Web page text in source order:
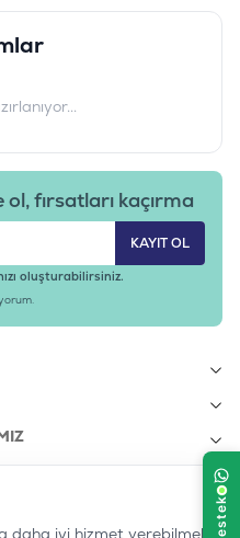
fırsatları kaçırma
KAYIT OL
oluşturabilirsiniz.
daha iyi hizmet verebilmek